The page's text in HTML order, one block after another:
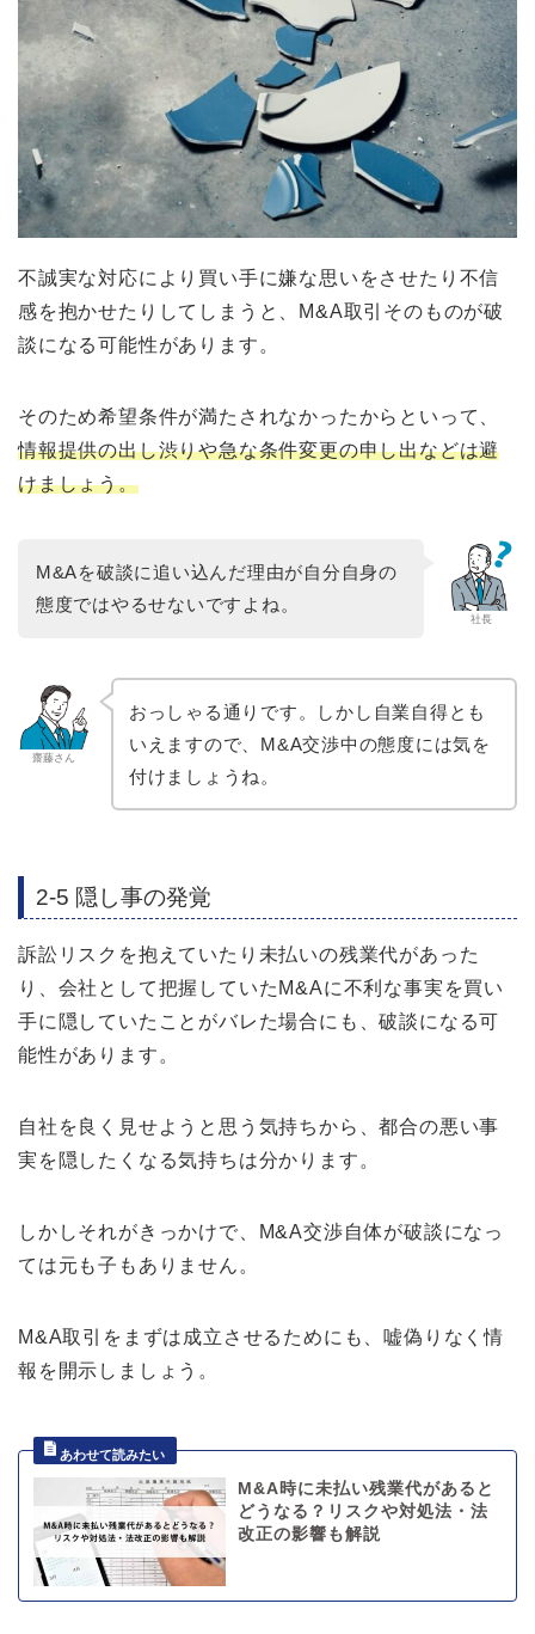
不誠実な対応により買い手に嫌な思いをさせたり不信
感を抱かせたりしてしまうと、M&A取引そのものが破
談になる可能性があります。
そのため希望条件が満たされなかったからといって、
情報提供の出し渋りや急な条件変更の申し出などは避
けましょう。
社長
M&Aを破談に追い込んだ理由が自分自身の
態度ではやるせないですよね。
齋藤さん
おっしゃる通りです。しかし自業自得とも
いえますので、M&A交渉中の態度には気を
付けましょうね。
2-5 隠し事の発覚
訴訟リスクを抱えていたり未払いの残業代があった
り、会社として把握していたM&Aに不利な事実を買い
手に隠していたことがバレた場合にも、破談になる可
能性があります。
自社を良く見せようと思う気持ちから、都合の悪い事
実を隠したくなる気持ちは分かります。
しかしそれがきっかけで、M&A交渉自体が破談になっ
ては元も子もありません。
M&A取引をまずは成立させるためにも、嘘偽りなく情
報を開示しましょう。
M&A時に未払い残業代があると
どうなる？リスクや対処法・法
改正の影響も解説